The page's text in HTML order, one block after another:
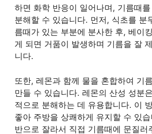
하면 화학 반응이 일어나며, 기름때
분해할 수 있습니다. 먼저, 식초를 분
름때가 있는 부분에 분사한 후, 베이
게 되면 거품이 발생하며 기름을 잘
니다.
또한, 레몬과 함께 물을 혼합하여 기
만들 수 있습니다. 레몬의 산성 성분
적으로 분해하는 데 유용합니다. 이
좋아 주방을 상쾌하게 유지할 수 있
반으로 잘라서 직접 기름때에 문질러